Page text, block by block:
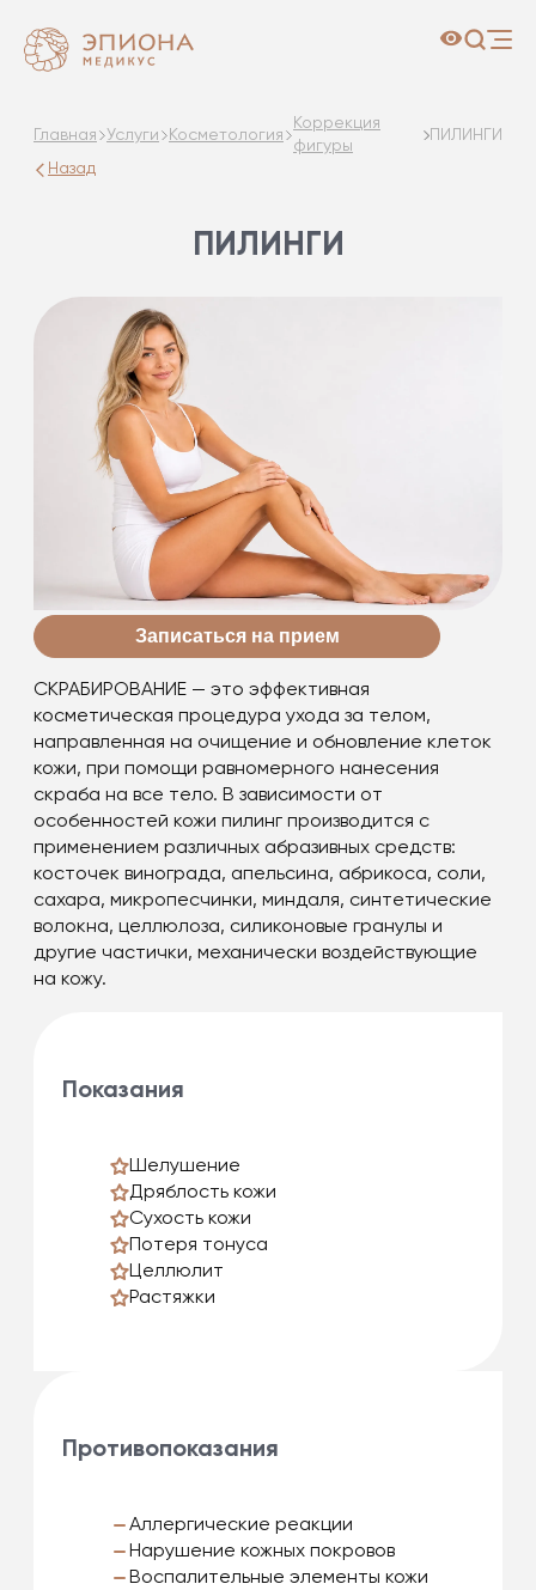
Главная Услуги Косметология
Коррекция
фигуры
ПИЛИНГИ
Назад
ПИЛИНГИ
Записаться на прием
СКРАБИРОВАНИЕ — это эффективная
косметическая процедура ухода за телом,
направленная на очищение и обновление клеток
кожи, при помощи равномерного нанесения
скраба на все тело. В зависимости от
особенностей кожи пилинг производится с
применением различных абразивных средств:
косточек винограда, апельсина, абрикоса, соли,
сахара, микропесчинки, миндаля, синтетические
волокна, целлюлоза, силиконовые гранулы и
другие частички, механически воздействующие
на кожу.
Показания
Шелушение
Дряблость кожи
Сухость кожи
Потеря тонуса
Целлюлит
Растяжки
Противопоказания
Аллергические реакции
Нарушение кожных покровов
Воспалительные элементы кожи